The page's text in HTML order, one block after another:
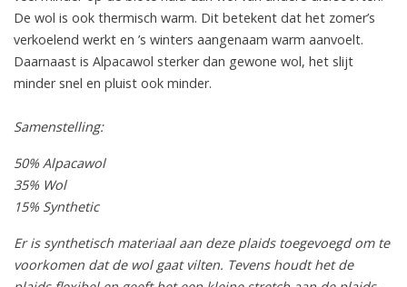
De wol is ook thermisch warm. Dit betekent dat het zomer’s
verkoelend werkt en ’s winters aangenaam warm aanvoelt.
Daarnaast is Alpacawol sterker dan gewone wol, het slijt
minder snel en pluist ook minder.
Samenstelling:
50% Alpacawol
35% Wol
15% Synthetic
Er is synthetisch materiaal aan deze plaids toegevoegd om te
voorkomen dat de wol gaat vilten. Tevens houdt het de